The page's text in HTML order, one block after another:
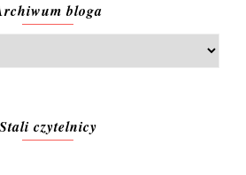
bloga
Stali czytelnicy